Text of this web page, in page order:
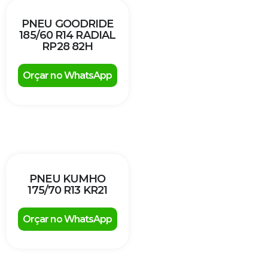
PNEU GOODRIDE
185/60 R14 RADIAL
RP28 82H
Orçar no WhatsApp
PNEU KUMHO
175/70 R13 KR21
Orçar no WhatsApp